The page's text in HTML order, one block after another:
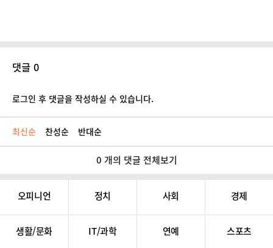
댓글 0
로그인 후 댓글을 작성하실 수 있습니다.
최신순 찬성순 반대순
0 개의 댓글 전체보기
오피니언 정치 사회 경제
생활/문화 IT/과학 연예 스포츠